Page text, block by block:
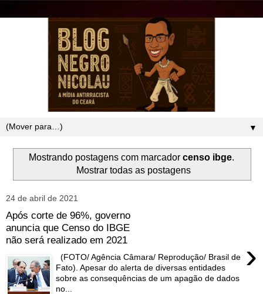
▼
Mostrando postagens com marcador censo ibge.
Mostrar todas as postagens
24 de abril de 2021
Após corte de 96%, governo
anuncia que Censo do IBGE
não será realizado em 2021
›
(FOTO/ Agência Câmara/ Reprodução/ Brasil de
Fato). Apesar do alerta de diversas entidades
sobre as consequências de um apagão de dados
no...